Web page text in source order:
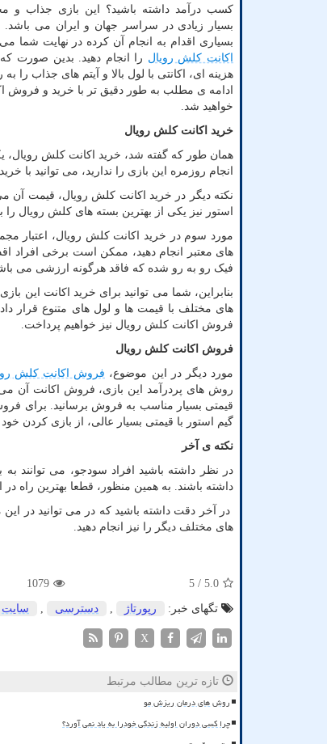
کسب درآمد داشته باشید؟ این بازی جذاب و
بسیار زیادی در سراسر جهان و ایران می باشد.
بسیاری اقدام به انجام آن کرده در نهایت شما می
اکانت کلش رویال را انجام دهید. بدین صورت
هزینه ای، اکانتی با لول بالا و آیتم های جذاب را
ادامه ی مطلب به طور دقیق تر با خرید و فروش
خواهید شد.
خرید اکانت کلش رویال
همان طور که گفته شد، خرید اکانت کلش رویال،
انجام روزمره این بازی را ندارید، می توانید
نکته دیگر در خرید اکانت کلش رویال، قیمت آن
استور نیز یکی از بهترین بسته های کلش رویال را
مورد سوم در خرید اکانت کلش رویال، اعتبار
های معتبر انجام دهید، ممکن است برخی افراد
فیک رو به رو شده که فاقد هرگونه ارزشی می
بنابراین، شما می توانید برای خرید اکانت این
های مختلف با قیمت ها و لول های متنوع قرار
فروش اکانت کلش رویال نیز خواهیم پرداخت.
فروش اکانت کلش رویال
مورد دیگر در این موضوع، فروش اکانت کلش
روش های پردرآمد این بازی، فروش اکانت آن می
قیمتی بسیار مناسب به فروش برسانید. برای
گیم استور با قیمتی بسیار عالی، از بازی کردن
نکته ی آخر
در نظر داشته باشید افراد سودجو، می توانند
داشته باشند. به همین منظور، قطعا بهترین راه
در آخر دقت داشته باشید که در می توانید در این
های مختلف دیگر را نیز انجام دهید.
5.0
/ 5
1079
تگهای خبر:
رپورتاژ دسترسی سایت
X
تازه ترین مطالب مرتبط
روش های درمان ریزش مو
چرا کسی دوران اولیه زندگی خودرا به یاد نمی آورد؟